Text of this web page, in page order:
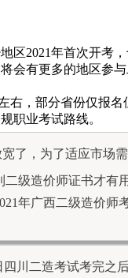
区2021年首次开
会有更多的地区
右，部分省份仅
职业考试路线。
了，为了适应市
级造价师证书才
年广西二级造价
四川二造考试考完